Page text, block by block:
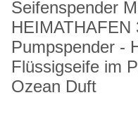
Seifenspender
HEIMATHAFEN
Pumpspender -
Flüssigseife im
Ozean Duft